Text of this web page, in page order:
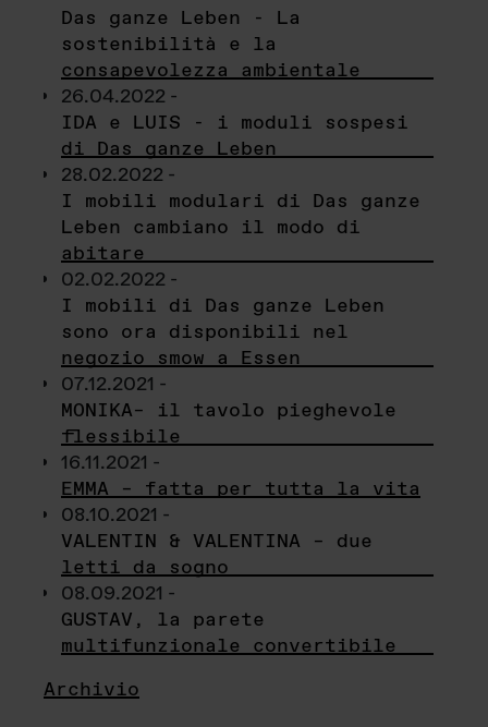
Das ganze Leben - La
sostenibilità e la
consapevolezza ambientale
26.04.2022 -
IDA e LUIS - i moduli sospesi
di Das ganze Leben
28.02.2022 -
I mobili modulari di Das ganze
Leben cambiano il modo di
abitare
02.02.2022 -
I mobili di Das ganze Leben
sono ora disponibili nel
negozio smow a Essen
07.12.2021 -
MONIKA– il tavolo pieghevole
flessibile
16.11.2021 -
EMMA – fatta per tutta la vita
08.10.2021 -
VALENTIN & VALENTINA – due
letti da sogno
08.09.2021 -
GUSTAV, la parete
multifunzionale convertibile
Archivio